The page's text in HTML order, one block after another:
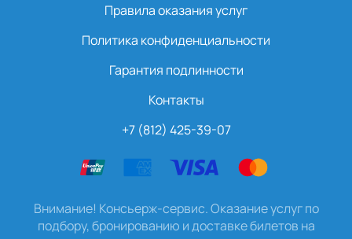
Правила оказания услуг
Политика конфиденциальности
Гарантия подлинности
Контакты
+7 (812) 425-39-07
Внимание! Консьерж-сервис. Оказание услуг по
подбору, бронированию и доставке билетов на